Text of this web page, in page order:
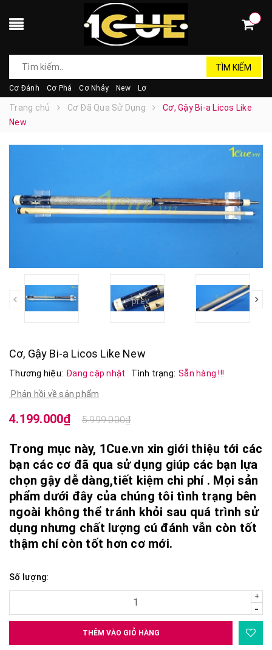
TÌM KIẾM
Cơ Đánh Cơ Phá Cơ Nhảy New Lơ
Trang chủ Cơ Đã Qua Sử Dụng
Cơ, Gậy Bi-a Licos Like
New
prev
Cơ, Gậy Bi-a Licos Like New
Thương hiệu: Đang cập nhật Tình trạng: Sẵn hàng !!!
Phản hồi về sản phẩm
4.199.000₫ 5.999.000₫
Trong mục này, 1Cue.vn xin giới thiệu tới các
bạn các cơ đã qua sử dụng giúp các bạn lựa
chọn gậy dễ dàng,tiết kiệm chi phí . Mọi sản
phẩm dưới đây của chúng tôi tình trạng bên
ngoài không thể tránh khỏi sau quá trình sử
dụng nhưng chất lượng cú đánh vẫn còn tốt
thậm chí còn tốt hơn cơ mới.
Số lượng:
+
-
THÊM VÀO GIỎ HÀNG